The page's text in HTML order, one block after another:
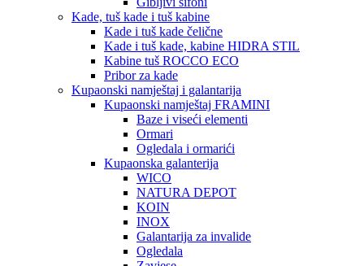
Kade, tuš kade i tuš kabine
Kade i tuš kade čelične
Kade i tuš kade, kabine HIDRA STIL
Kabine tuš ROCCO ECO
Pribor za kade
Kupaonski namještaj i galantarija
Kupaonski namještaj FRAMINI
Baze i viseći elementi
Ormari
Ogledala i ormarići
Kupaonska galanterija
WICO
NATURA DEPOT
KOIN
INOX
Galantarija za invalide
Ogledala